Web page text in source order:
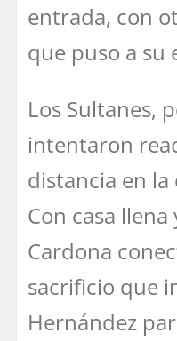
entrada, con
que puso a su
Los Sultanes,
intentaron
distancia en
Con casa llena
Cardona
sacrificio que
Hernández